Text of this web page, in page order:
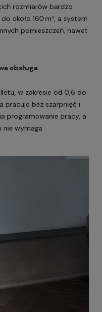
rozmiarów bardzo
około 160 m³, a system
pomieszczeń, nawet
obsługa
w zakresie od 0,6 do
pracuje bez szarpnięć i
programowanie pracy, a
nie wymaga